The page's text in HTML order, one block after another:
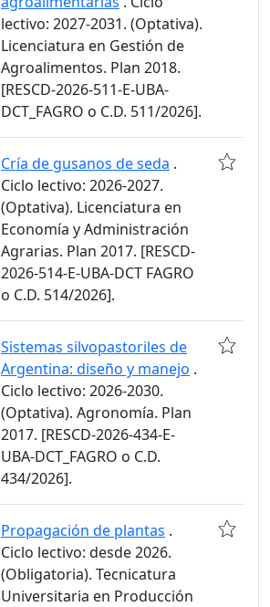
lectivo: 2027-2031. (Optativa).
Licenciatura en Gestión de
Agroalimentos. Plan 2018.
[RESCD-2026-511-E-UBA-
DCT_FAGRO o C.D. 511/2026].
Cría de gusanos de seda .
Ciclo lectivo: 2026-2027.
(Optativa). Licenciatura en
Economía y Administración
Agrarias. Plan 2017. [RESCD-
2026-514-E-UBA-DCT FAGRO
o C.D. 514/2026].
Sistemas silvopastoriles de
Argentina: diseño y manejo .
Ciclo lectivo: 2026-2030.
(Optativa). Agronomía. Plan
2017. [RESCD-2026-434-E-
UBA-DCT_FAGRO o C.D.
434/2026].
Propagación de plantas .
Ciclo lectivo: desde 2026.
(Obligatoria). Tecnicatura
Universitaria en Producción